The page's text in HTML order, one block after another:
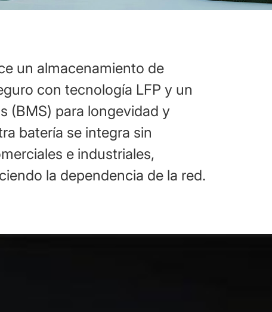
un almacenamiento de
con tecnología LFP y un
(BMS) para longevidad y
batería se integra sin
e industriales,
la dependencia de la red.